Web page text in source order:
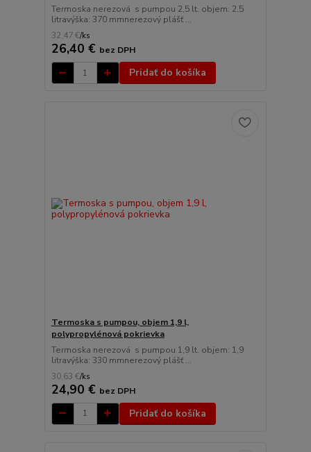
Termoska nerezová s pumpou 2,5 lt. objem: 2,5
litravýška: 370 mmnerezový plášť ...
32,47 €/ks
26,40 € bez DPH
Pridať do košíka
Termoska s pumpou, objem 1,9 l,
polypropylénová pokrievka
Termoska nerezová s pumpou 1,9 lt. objem: 1,9
litravýška: 330 mmnerezový plášť ...
30,63 €/ks
24,90 € bez DPH
Pridať do košíka